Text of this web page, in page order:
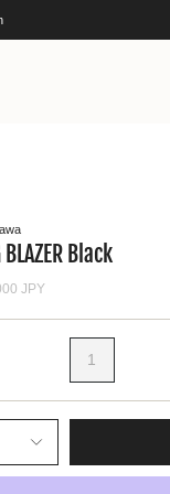
BLAZER Black
JPY
1